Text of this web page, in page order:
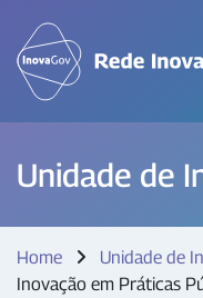
Unidade de
Home Unidade de
Inovação em Práticas